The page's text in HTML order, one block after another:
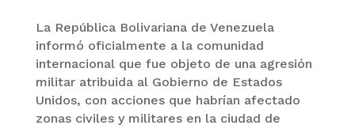
La República Bolivariana de Venezuela
informó oficialmente a la comunidad
internacional que fue objeto de una agresión
militar atribuida al Gobierno de Estados
Unidos, con acciones que habrían afectado
zonas civiles y militares en la ciudad de